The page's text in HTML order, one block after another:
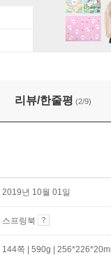
리뷰/한줄평 (2/9)
2019년 10월 01일
스프링북
144쪽 | 590g |